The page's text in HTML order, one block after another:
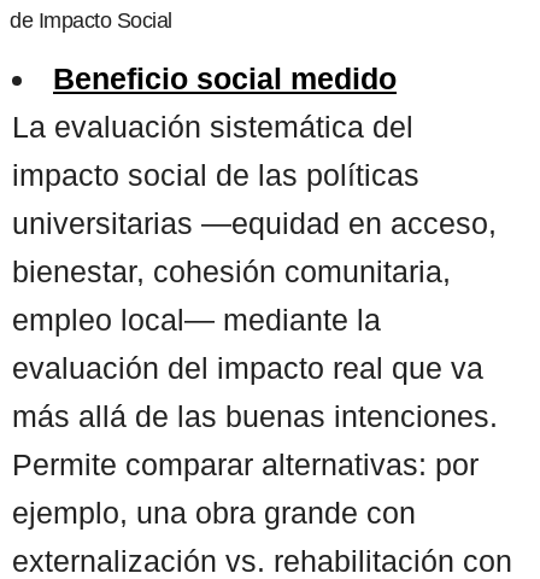
de Impacto Social
Beneficio social medido
La evaluación sistemática del
impacto social de las políticas
universitarias —equidad en acceso,
bienestar, cohesión comunitaria,
empleo local— mediante la
evaluación del impacto real que va
más allá de las buenas intenciones.
Permite comparar alternativas: por
ejemplo, una obra grande con
externalización vs. rehabilitación con